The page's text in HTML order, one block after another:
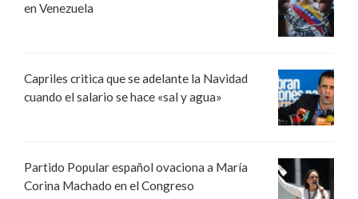
en Venezuela
Capriles critica que se adelante la Navidad
cuando el salario se hace «sal y agua»
Partido Popular español ovaciona a María
Corina Machado en el Congreso